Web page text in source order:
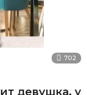
702
девушка, у